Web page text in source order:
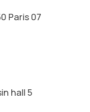
Paris 07
hall 5